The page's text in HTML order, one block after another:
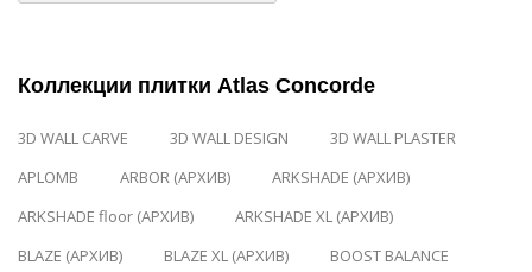
Коллекции плитки Atlas Concorde
3D WALL CARVE 3D WALL DESIGN
3D WALL PLASTER
APLOMB
ARBOR (АРХИВ)
ARKSHADE (АРХИВ)
ARKSHADE floor (АРХИВ)
ARKSHADE XL (АРХИВ)
BLAZE (АРХИВ)
BLAZE XL (АРХИВ)
BOOST BALANCE